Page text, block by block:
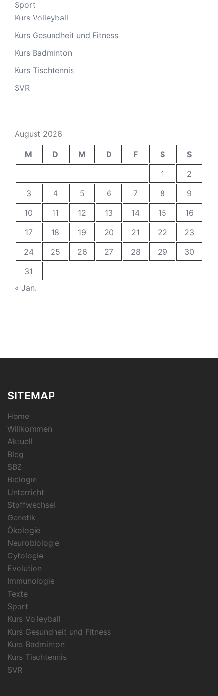
Sport
Kurs Volleyball
Kurs Gesundheit und Fitness
Kurs Badminton
Kurs Tischtennis
SVR
August 2026
M D M D F S
S
1
2
3
4 5 6 7 8
9
10
11 12 13 14 15
16
17
18 19 20 21 22
23
24
25 26 27 28 29
30
31
« Jan.
SITEMAP
Home
Willkommen
Aktuell
Blog
SBZ
Biologie
Unterricht
Stoffwechsel
Genetik
Ökologie
Neurobiologie
Cytologie
Evolution
Immunologie
Texte
Sport
Kurs Volleyball
Kurs Gesundheit und Fitness
Kurs Badminton
Kurs Tischtennis
SVR